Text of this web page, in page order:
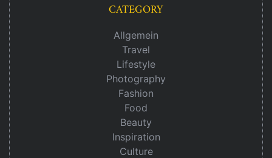
CATEGORY
Allgemein
Travel
Lifestyle
Photography
Fashion
Food
Beauty
Inspiration
Culture